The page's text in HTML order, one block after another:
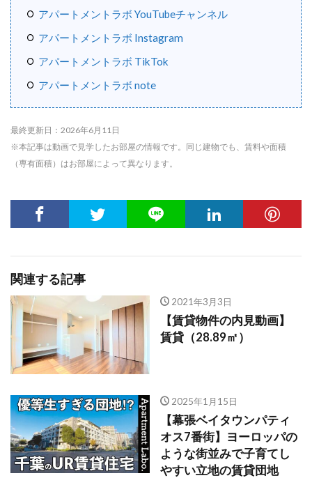
アパートメントラボ YouTubeチャンネル
アパートメントラボ Instagram
アパートメントラボ TikTok
アパートメントラボ note
最終更新日：2026年6月11日
※本記事は動画で見学したお部屋の情報です。同じ建物でも、賃料や面積
（専有面積）はお部屋によって異なります。
関連する記事
2021年3月3日
【賃貸物件の内見動画】
賃貸（28.89㎡）
2025年1月15日
【幕張ベイタウンパティ
オス7番街】ヨーロッパの
ような街並みで子育てし
やすい立地の賃貸団地